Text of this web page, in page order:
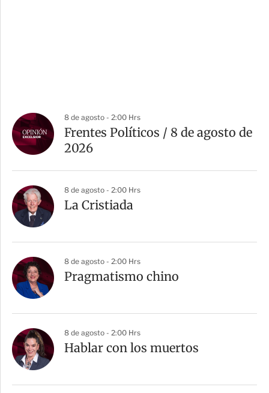
8 de agosto - 2:00 Hrs
Frentes Políticos / 8 de agosto de
2026
8 de agosto - 2:00 Hrs
La Cristiada
8 de agosto - 2:00 Hrs
Pragmatismo chino
8 de agosto - 2:00 Hrs
Hablar con los muertos